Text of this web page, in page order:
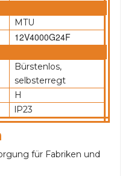
MTU
12V4000G24F
Bürstenlos,
selbsterregt
H
lP23
für Fabriken und